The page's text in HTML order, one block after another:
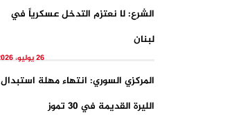
الشرع: لا نعتزم التدخل عسكرياً في
لبنان
26 يوليو، 2026
المركزي السوري: انتهاء مهلة استبدال
الليرة القديمة في 30 تموز